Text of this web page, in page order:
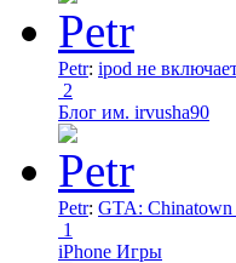
Petr: ipod не
2
Блог им. irvusha90
Petr: GTA: Chinatown
1
iPhone Игры